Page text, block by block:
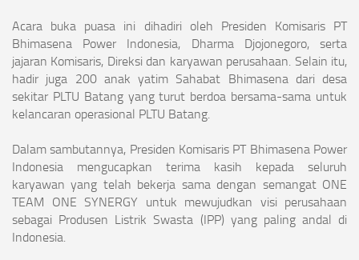
Acara buka puasa ini dihadiri oleh Presiden Komisaris PT
Bhimasena Power Indonesia, Dharma Djojonegoro, serta
jajaran Komisaris, Direksi dan karyawan perusahaan. Selain itu,
hadir juga 200 anak yatim Sahabat Bhimasena dari desa
sekitar PLTU Batang yang turut berdoa bersama-sama untuk
kelancaran operasional PLTU Batang.
Dalam sambutannya, Presiden Komisaris PT Bhimasena Power
Indonesia mengucapkan terima kasih kepada seluruh
karyawan yang telah bekerja sama dengan semangat ONE
TEAM ONE SYNERGY untuk mewujudkan visi perusahaan
sebagai Produsen Listrik Swasta (IPP) yang paling andal di
Indonesia.